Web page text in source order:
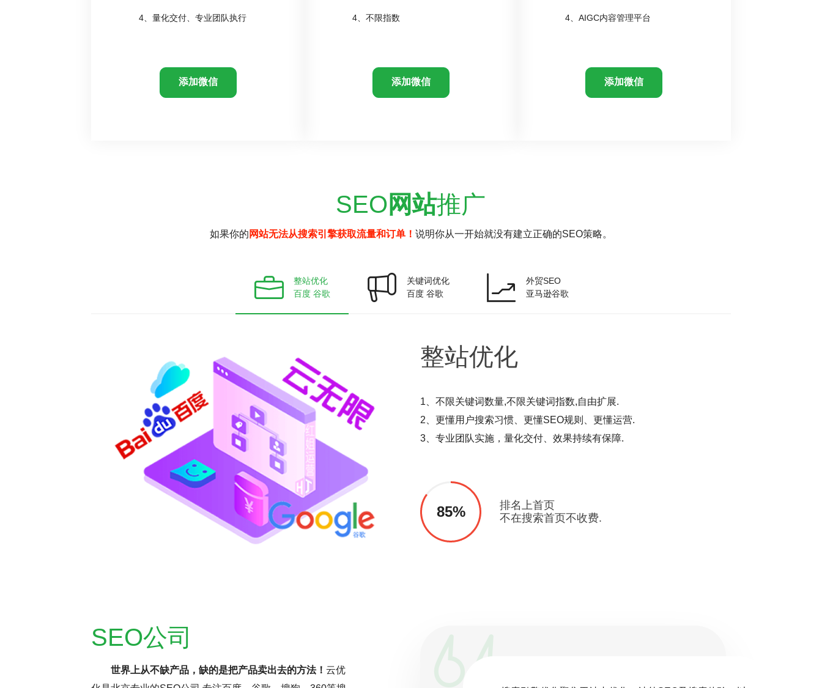
4、量化交付、专业团队执行
添加微信
4、不限指数
添加微信
4、AIGC内容管理平台
添加微信
SEO 网站推广
如果你的 网站无法从搜索引擎获取流量和订单！ 说明你从一开始就没有建立正确的SEO策略。
整站优化
百度 谷歌
关键词优化
百度 谷歌
外贸SEO
亚马逊谷歌
整站优化
1、不限关键词数量,不限关键词指数,自由扩展.
2、更懂用户搜索习惯、更懂SEO规则、更懂运营.
3、专业团队实施，量化交付、效果持续有保障.
85%
排名上首页
不在搜索首页不收费.
SEO公司
世界上从不缺产品，缺的是把产品卖出去的方法！云优